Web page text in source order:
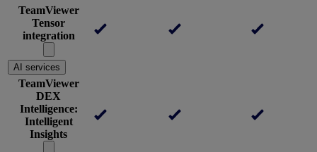
TeamViewer
Tensor
integration
AI services
TeamViewer
DEX
Intelligence:
Intelligent
Insights